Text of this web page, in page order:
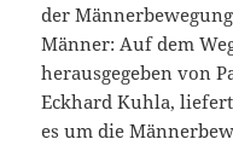
der
Männer: Auf dem
herausgegeben von
Eckhard Kuhla,
es um die